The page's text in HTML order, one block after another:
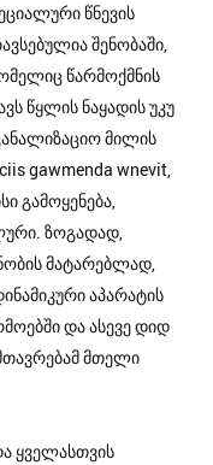
წნევის
შენობაში,
წარმოქმნის
წყლის ნაყადის უკუ
მილის
gawmenda wnevit,
გამოყენება,
ზოგადად,
მატარებლად,
აპარატის
და ასევე დიდ
მთელი
ყველასთვის